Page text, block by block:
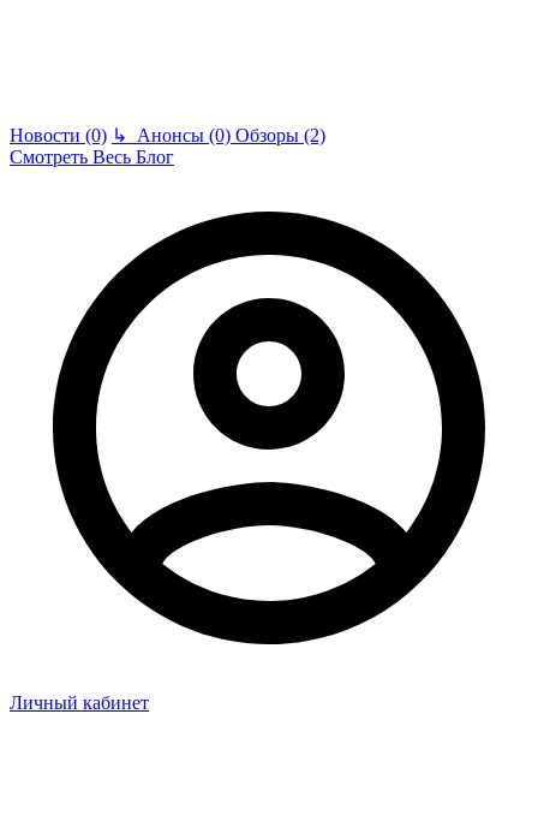
Новости (0) ↳ Анонсы (0) Обзоры (2)
Смотреть Весь Блог
Личный кабинет